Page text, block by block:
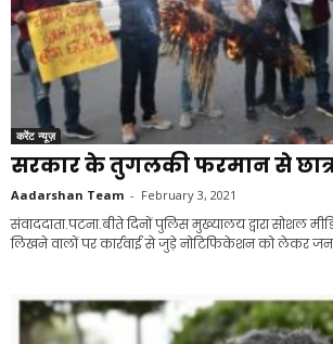
करेंट न्यूज़
सरकार के तुगलकी फरमान से
Aadarshan Team - February 3, 2021
संवाददाता.पटना.बीते दिनों पुलिस मुख्यालय द्वारा सोशल
लिखने वालों पर कार्रवाई से जुड़े नोटिफिकेशन को लेकर जन